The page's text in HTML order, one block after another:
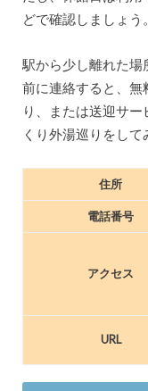
どで確認しましょう。
駅から少し離れた場
前に連絡すると、無
り、または送迎サ
くり外湯巡りをして
住所
電話番号
アクセス
URL